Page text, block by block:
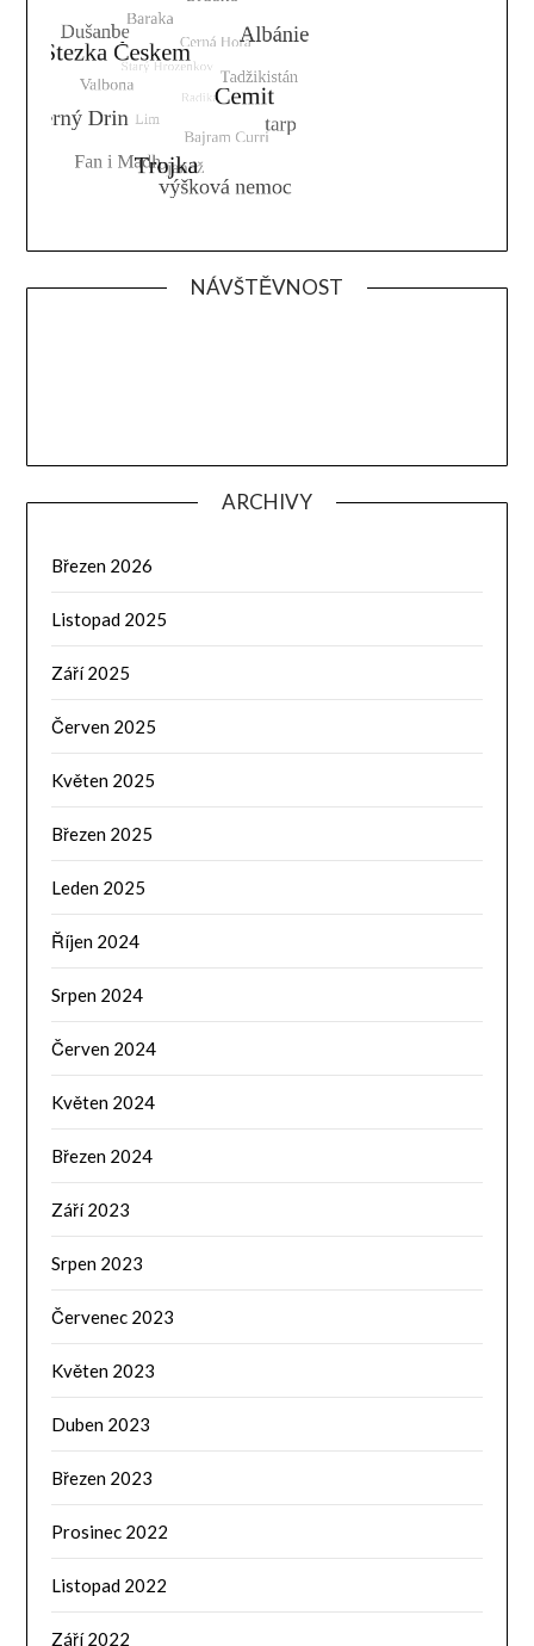
NÁVŠTĚVNOST
ARCHIVY
Březen 2026
Listopad 2025
Září 2025
Červen 2025
Květen 2025
Březen 2025
Leden 2025
Říjen 2024
Srpen 2024
Červen 2024
Květen 2024
Březen 2024
Září 2023
Srpen 2023
Červenec 2023
Květen 2023
Duben 2023
Březen 2023
Prosinec 2022
Listopad 2022
Září 2022